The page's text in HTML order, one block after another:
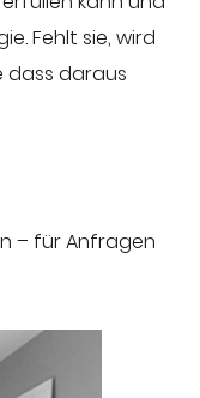
Fehlt sie, wird
dass daraus
– für Anfragen